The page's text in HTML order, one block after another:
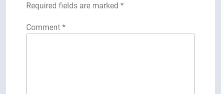
Required fields are marked *
Comment *